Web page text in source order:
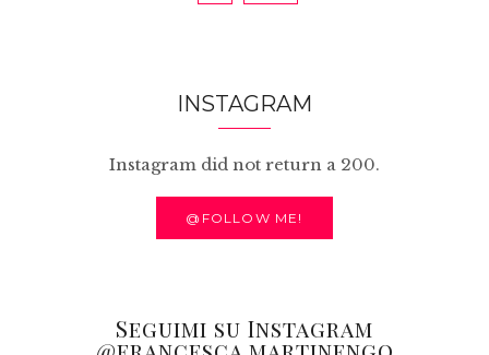
INSTAGRAM
Instagram did not return a 200.
@FOLLOW ME!
Seguimi su Instagram